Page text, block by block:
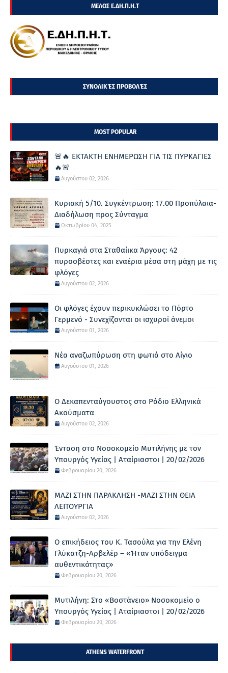
ΜΕΛΟΣ Ε.ΔΗ.Π.Η.Τ
ΣΥΝΟΛΙΚΈΣ ΠΡΟΒΟΛΈΣ
MOST POPULAR
🚨🔥 ΕΚΤΑΚΤΗ ΕΝΗΜΕΡΩΣΗ ΓΙΑ ΤΙΣ ΠΥΡΚΑΓΙΕΣ
🔥🚨
Αυγούστου 02, 2026
Κυριακή 5/10. Συγκέντρωση: 17.00 Προπύλαια-
Διαδήλωση προς Σύνταγμα
Οκτωβρίου 04, 2025
Πυρκαγιά στα Σταθαίικα Άργους: 42
πυροσβέστες και εναέρια μέσα στη μάχη με τις
φλόγες
Αυγούστου 02, 2026
Οι φλόγες έχουν περικυκλώσει το Πόρτο
Γερμενό - Συνεχίζονται οι ισχυροί άνεμοι
Αυγούστου 01, 2026
Νέα αναζωπύρωση στη φωτιά στο Αίγιο
Αυγούστου 01, 2026
Ο Δεκαπενταύγουστος στο Ράδιο Ελληνικά
Ακούσματα
Αυγούστου 02, 2026
Ένταση στο Νοσοκομείο Μυτιλήνης με τον
Υπουργός Υγείας | Αταίριαστοι | 20/02/2026
Φεβρουαρίου 20, 2026
ΜΑΖΙ ΣΤΗΝ ΠΑΡΑΚΛΗΣΗ -ΜΑΖΙ ΣΤΗΝ ΘΕΙΑ
ΛΕΙΤΟΥΡΓΙΑ
Αυγούστου 02, 2026
Ο επικήδειος του Κ. Τασούλα για την Ελένη
Γλύκατζη-Αρβελέρ – «Ήταν υπόδειγμα
αυθεντικότητας»
Φεβρουαρίου 20, 2026
Μυτιλήνη: Στο «Βοστάνειο» Νοσοκομείο ο
Υπουργός Υγείας | Αταίριαστοι | 20/02/2026
Φεβρουαρίου 20, 2026
ATHENS WATERFRONT